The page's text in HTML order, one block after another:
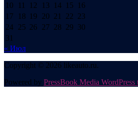
10
11 12 13 14 15
16
17
18 19 20 21 22 23
24 25 26 27 28 29 30
31
« Июл
Copyright © 2026 likeauto.ru.
Powered by PressBook Media WordPress